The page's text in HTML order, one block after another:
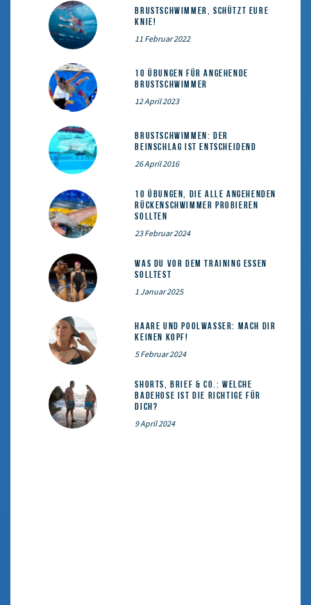
Brustschwimmer, schützt eure
Knie!
11 Februar 2022
10 Übungen für angehende
Brustschwimmer
12 April 2023
Brustschwimmen: Der
Beinschlag ist entscheidend
26 April 2016
10 Übungen, die alle angehenden
Rückenschwimmer probieren
sollten
23 Februar 2024
Was du vor dem Training essen
solltest
1 Januar 2025
Haare und Poolwasser: Mach dir
keinen Kopf!
5 Februar 2024
Shorts, Brief & Co.: Welche
Badehose ist die Richtige für
dich?
9 April 2024